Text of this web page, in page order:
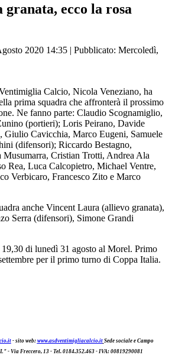
ecco la rosa
2020 14:35 | Pubblicato: Mercoledì,
Calcio, Nicola Veneziano, ha
prima squadra che affronterà il prossimo
Ne fanno parte: Claudio Scognamiglio,
(portieri); Loris Peirano, Davide
Giulio Cavicchia, Marco Eugeni, Samuele
(difensori); Riccardo Bestagno,
Cristian Trotti, Andrea Ala
Rea, Luca Calcopietro, Michael Ventre,
Verbicaro, Francesco Zito e Marco
anche Vincent Laura (allievo granata),
Serra (difensori), Simone Grandi
di lunedì 31 agosto al Morel. Primo
per il primo turno di Coppa Italia.
- sito web: www.asdventimigliacalcio.it Sede sociale e Campo
- Via Freccero, 13 - Tel. 0184.352.463 - IVA: 00819290081